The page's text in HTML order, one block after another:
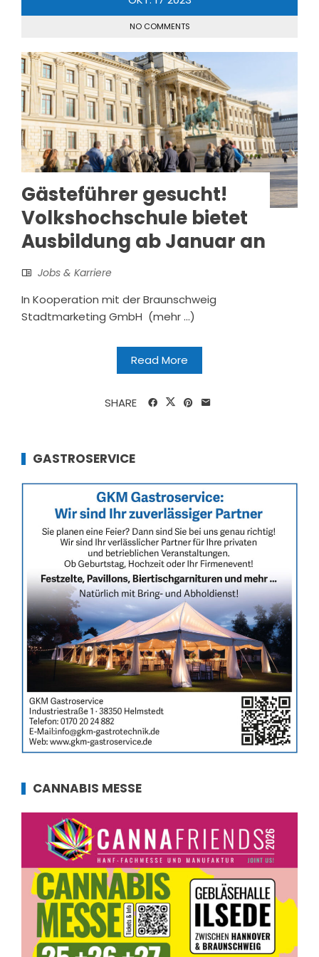
NO COMMENTS
Gästeführer gesucht!
Volkshochschule bietet
Ausbildung ab Januar an
Jobs & Karriere
In Kooperation mit der Braunschweig
Stadtmarketing GmbH (mehr …)
Read More
SHARE
GASTROSERVICE
CANNABIS MESSE